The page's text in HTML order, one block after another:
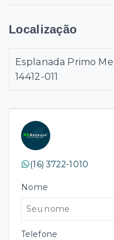
(16) 3722-1010
Nome
Telefone
Localização
Esplanada Primo
14412-011